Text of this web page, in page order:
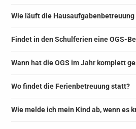
Wie läuft die Hausaufgabenbetreuung
Findet in den Schulferien eine OGS-
Wann hat die OGS im Jahr komplett
Wo findet die Ferienbetreuung statt?
Wie melde ich mein Kind ab, wenn es